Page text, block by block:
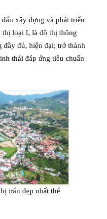
xây dựng và phát triển
thị loại I, là đô thị thông
đầy đủ, hiện đại; trở thành
thái đáp ứng tiêu chuẩn
trấn đẹp nhất thế